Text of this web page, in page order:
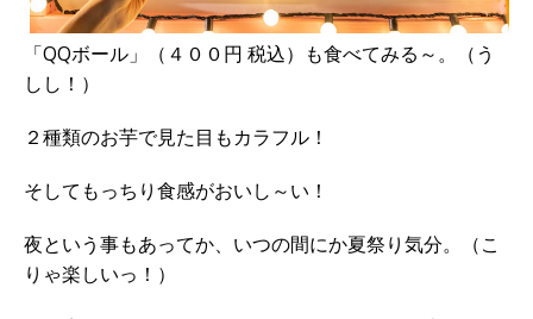
「QQボール」（４００円 税込）も食べてみる～。（う
しし！）
２種類のお芋で見た目もカラフル！
そしてもっちり食感がおいし～い！
夜という事もあってか、いつの間にか夏祭り気分。（こ
りゃ楽しいっ！）